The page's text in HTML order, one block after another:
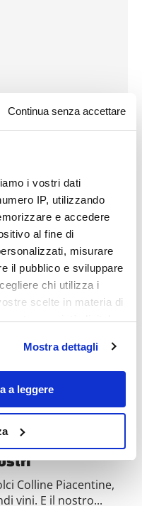
Continua senza accettare
i vostri dati
IP, utilizzando
e accedere
al fine di
misurare
il pubblico e sviluppare
chi utilizza i
scelte in materia di
proprietà digitale
in qualsiasi
cookie o facendo clic
tua posizione
di qualche
scansionandolo
Mostra dettagli
a leggere
è il borgo-
Colline Piacentine,
vini. E il nostro...